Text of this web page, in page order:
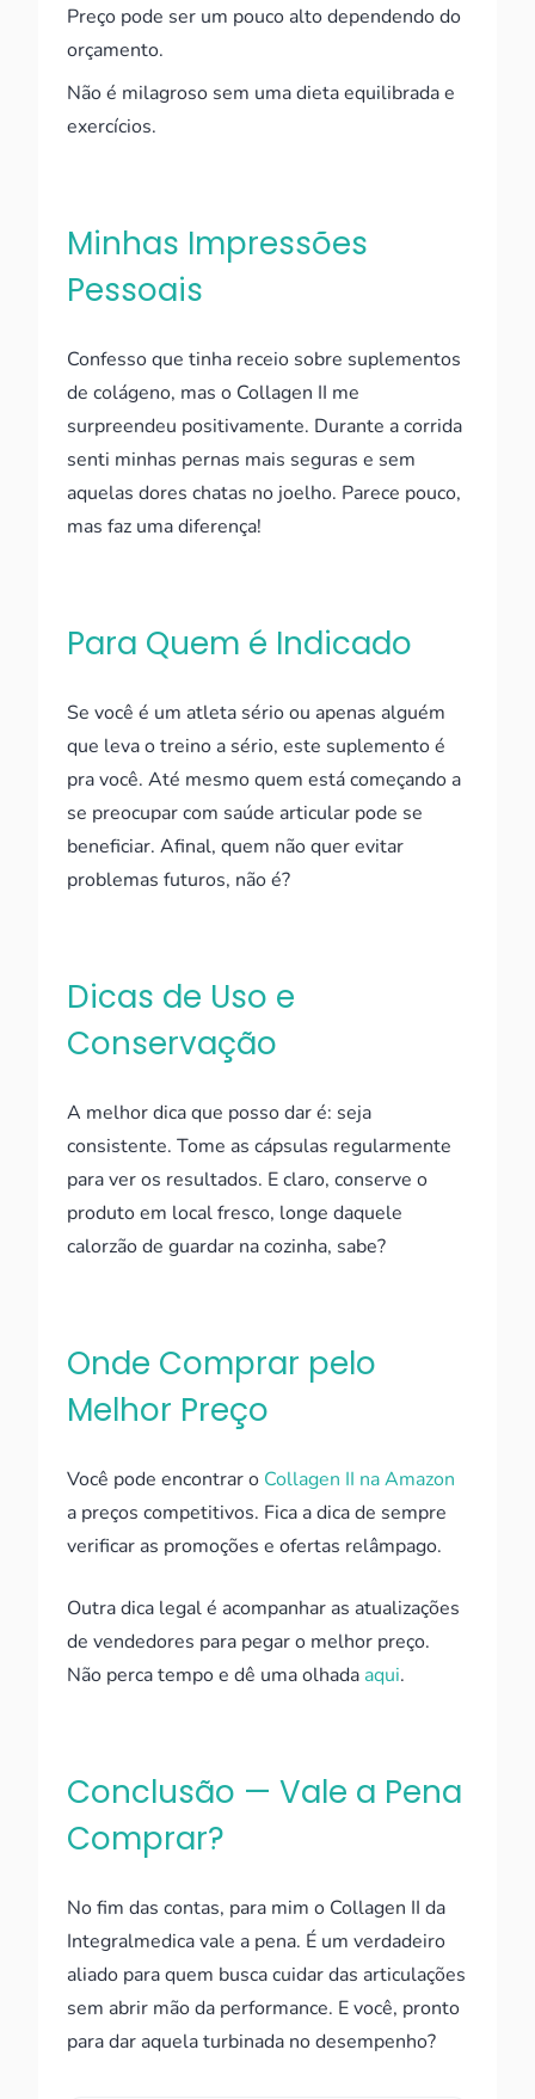
Preço pode ser um pouco alto dependendo do
orçamento.
Não é milagroso sem uma dieta equilibrada e
exercícios.
Minhas Impressões
Pessoais
Confesso que tinha receio sobre suplementos
de colágeno, mas o Collagen II me
surpreendeu positivamente. Durante a corrida
senti minhas pernas mais seguras e sem
aquelas dores chatas no joelho. Parece pouco,
mas faz uma diferença!
Para Quem é Indicado
Se você é um atleta sério ou apenas alguém
que leva o treino a sério, este suplemento é
pra você. Até mesmo quem está começando a
se preocupar com saúde articular pode se
beneficiar. Afinal, quem não quer evitar
problemas futuros, não é?
Dicas de Uso e
Conservação
A melhor dica que posso dar é: seja
consistente. Tome as cápsulas regularmente
para ver os resultados. E claro, conserve o
produto em local fresco, longe daquele
calorzão de guardar na cozinha, sabe?
Onde Comprar pelo
Melhor Preço
Você pode encontrar o Collagen II na Amazon
a preços competitivos. Fica a dica de sempre
verificar as promoções e ofertas relâmpago.
Outra dica legal é acompanhar as atualizações
de vendedores para pegar o melhor preço.
Não perca tempo e dê uma olhada aqui.
Conclusão — Vale a Pena
Comprar?
No fim das contas, para mim o Collagen II da
Integralmedica vale a pena. É um verdadeiro
aliado para quem busca cuidar das articulações
sem abrir mão da performance. E você, pronto
para dar aquela turbinada no desempenho?